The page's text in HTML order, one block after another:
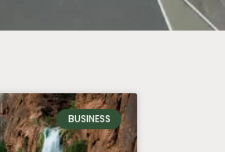
BUSINESS